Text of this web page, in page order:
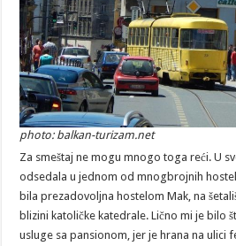
photo: balkan-turizam.net
Za smeštaj ne mogu mnogo toga reći. U
odsedala u jednom od mnogbrojnih
bila prezadovoljna hostelom Mak, na
blizini katoličke katedrale. Lično mi je bilo
usluge sa pansionom, jer je hrana na ulici